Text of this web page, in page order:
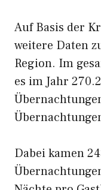
Auf Basis der
weitere Daten
Region. Im
es im Jahr
Dabei kamen